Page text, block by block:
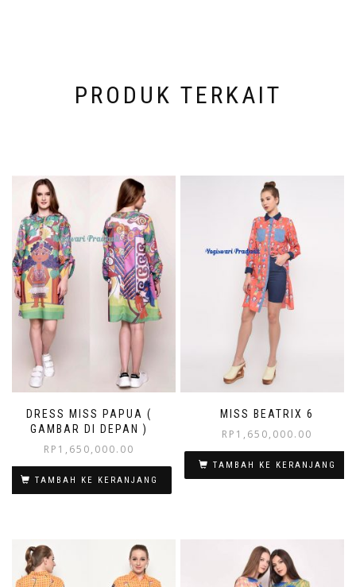
PRODUK TERKAIT
DRESS MISS PAPUA (
GAMBAR DI DEPAN )
RP 1,650,000.00
TAMBAH KE KERANJANG
MISS BEATRIX 6
RP 1,650,000.00
TAMBAH KE KERANJANG